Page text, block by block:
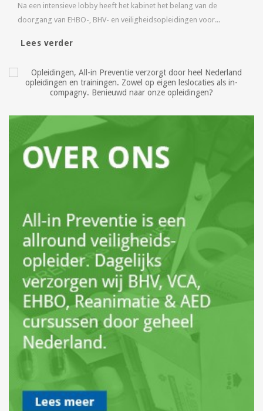
Na een intensieve lobby heeft het kabinet het belang van de
doorgang van EHBO-, BHV- en veiligheidsopleidingen voor...
Lees verder